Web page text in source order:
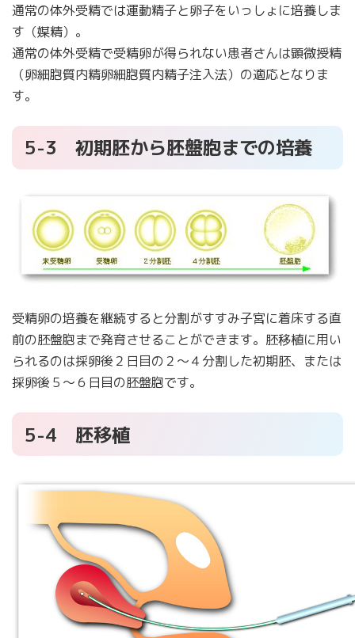
通常の体外受精では運動精子と卵子をいっしょに培養しま
す（媒精）。
通常の体外受精で受精卵が得られない患者さんは顕微授精
（卵細胞質内精卵細胞質内精子注入法）の適応となりま
す。
5-3 初期胚から胚盤胞までの培養
受精卵の培養を継続すると分割がすすみ子宮に着床する直
前の胚盤胞まで発育させることができます。胚移植に用い
られるのは採卵後２日目の２～４分割した初期胚、または
採卵後５～６日目の胚盤胞です。
5-4 胚移植